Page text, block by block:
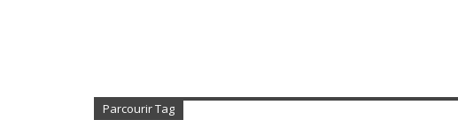
Parcourir Tag